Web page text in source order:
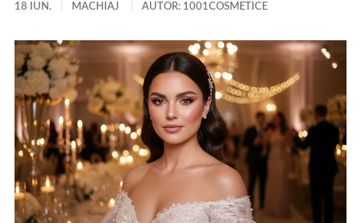
18 IUN.
MACHIAJ AUTOR: 1001COSMETICE